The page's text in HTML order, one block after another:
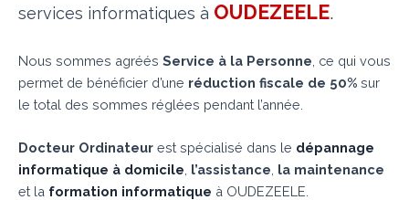
services informatiques à OUDEZEELE.
Nous sommes agréés Service à la Personne , ce qui vous
permet de bénéficier d’une réduction fiscale de 50% sur
le total des sommes réglées pendant l’année.
Docteur Ordinateur est spécialisé dans le dépannage
informatique à domicile l’assistance la maintenance
et la formation informatique à OUDEZEELE.